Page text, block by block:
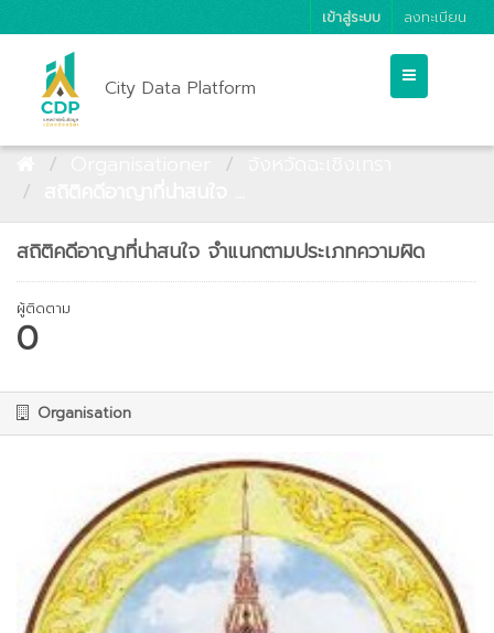
เข้าสู่ระบบ ลงทะเบียน
City Data Platform
สถิติคดีอาญาที่น่าสนใจ จำแนกตามประเภทความผิด
ผู้ติดตาม
0
Organisation